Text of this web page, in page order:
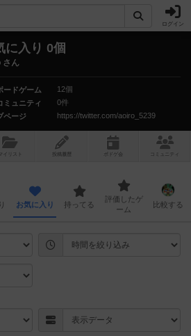
ログイン
に入り 0個
さん
ードゲーム
12個
ミュニティ
0件
ページ
https://twitter.com/aoiro_5239
マイリスト 投稿履歴 ボ ドゲ コミュニティ
お気に入り 持ってる
評価したゲ
ーム
比較する